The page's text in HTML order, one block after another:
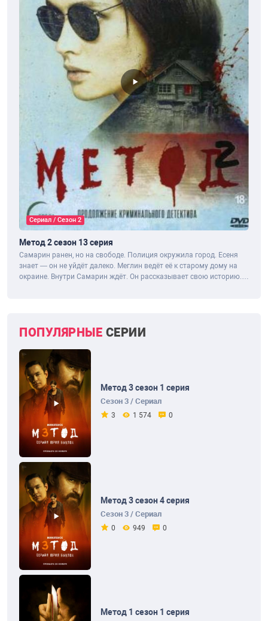
Сериал / Сезон 2
Метод 2 сезон 13 серия
Самарин ранен, но на свободе. Полиция окружила город. Есеня
знает — он не уйдёт далеко. Меглин ведёт её к старому дому на
окраине. Внутри Самарин ждёт. Он рассказывает свою историю.
ПОПУЛЯРНЫЕ СЕРИИ
Метод 3 сезон 1 серия
Сезон 3 / Сериал
3 1 574 0
Метод 3 сезон 4 серия
Сезон 3 / Сериал
0 949 0
Метод 1 сезон 1 серия